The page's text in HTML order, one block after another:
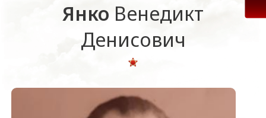
Янко Венедикт
Денисович